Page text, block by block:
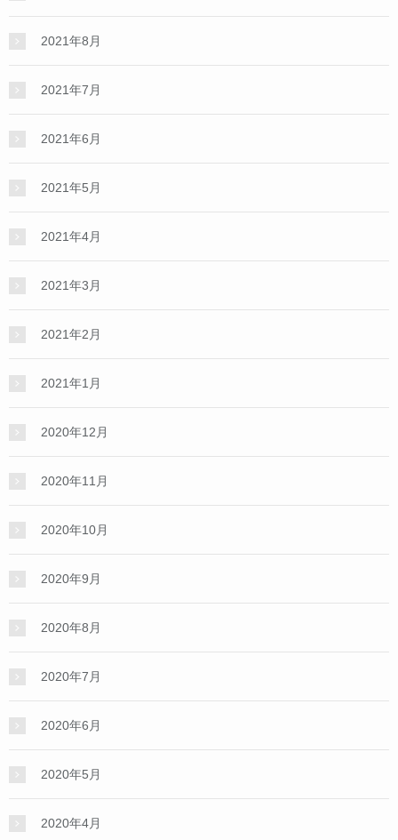
2021年8月
2021年7月
2021年6月
2021年5月
2021年4月
2021年3月
2021年2月
2021年1月
2020年12月
2020年11月
2020年10月
2020年9月
2020年8月
2020年7月
2020年6月
2020年5月
2020年4月